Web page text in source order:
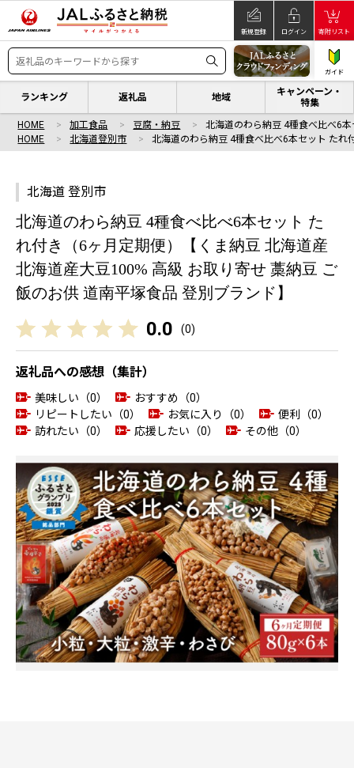
新規登録 ログイン 寄附リスト
ガイド
ランキング 返礼品 地域
キャンペーン・
特集
HOME 加工食品 豆腐・納豆
北海道のわら納豆 4種食べ比べ6
HOME
北海道登別市 北海道のわら納豆 4種食べ比べ6本セット たれ
北海道 登別市
北海道のわら納豆 4種食べ比べ6本セット た
れ付き（6ヶ月定期便）【くま納豆 北海道産
北海道産大豆100% 高級 お取り寄せ 藁納豆 ご
飯のお供 道南平塚食品 登別ブランド】
0.0 (0)
返礼品への感想（集計）
美味しい（0）
おすすめ（0）
リピートしたい（0）
お気に入り（0）
便利（0）
訪れたい（0）
応援したい（0） その他（0）